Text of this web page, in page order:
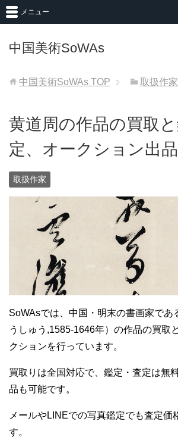
中国美術SoWAs
メニュー
中国美術SoWAs TOP 取扱作家
黄道周の作品の買取
定、オークション出
取扱作家
SoWAsでは、中国・明末の書画家であ
うしゅう,1585-1646年）の作品の買取
クションを行っています。
買取りは全国対応で、鑑定・査定は無
品も可能です。
メールやLINEでの写真鑑定でも査定価
す。